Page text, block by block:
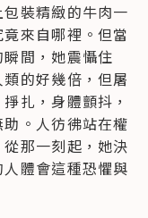
裝精緻的牛肉一
來自哪裡。但當
間，她震懾住
的好幾倍，但屠
扎，身體顫抖，
。人彷彿站在權
那一刻起，她決
體會這種恐懼與